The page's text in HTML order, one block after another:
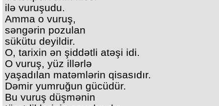
ilə vuruşudu.
Amma o vuruş,
səngərin pozulan
sükütu deyildir.
O, tarixin ən şiddətli atəşi idi.
O vuruş, yüz illərlə
yaşadılan matəmlərin qisasıdır.
Dəmir yumruğun gücüdür.
Bu vuruş düşmənin